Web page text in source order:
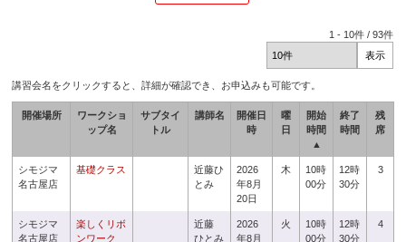
1 - 10件 /93件
講習会名をクリックすると、詳細が確認でき、お申込みも可能です。
開催場所
ワークショ
ップ名
サブタイ
トル
講師名
開催日
時
曜
日
開始
時間
▲
終了
時間
残
席
シモジマ
名古屋店
基礎クラス
近藤ひ
とみ
2026
年8月
20日
木
10時
00分
12時
30分
3
シモジマ
名古屋店
楽しくリボ
ンワーク
近藤
ひとみ
2026
年8月
火
10時
00分
12時
30分
4